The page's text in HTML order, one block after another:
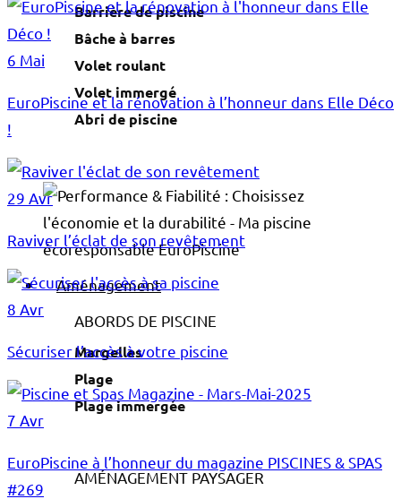
Barrière de piscine
Bâche à barres
Volet roulant
Volet immergé
Abri de piscine
Aménagement
ABORDS DE PISCINE
Margelles
Plage
Plage immergée
AMÉNAGEMENT PAYSAGER
6 Mai
EuroPiscine et la rénovation à l’honneur dans Elle Déco
!
29 Avr
Raviver l’éclat de son revêtement
8 Avr
Sécuriser l’accès à votre piscine
7 Avr
EuroPiscine à l’honneur du magazine PISCINES & SPAS
#269